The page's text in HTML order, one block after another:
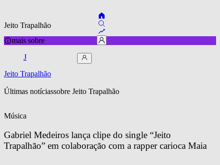
Jeito Trapalhão
mais sobre
J
Jeito Trapalhão
Últimas notíciassobre Jeito Trapalhão
Música
Gabriel Medeiros lança clipe do single “Jeito
Trapalhão” em colaboração com a rapper carioca Maia